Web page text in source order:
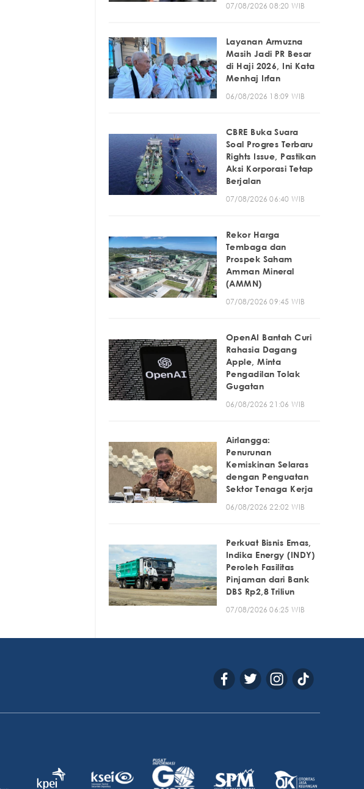
07/08/2026 08:20 WIB
Layanan Armuzna
Masih Jadi PR Besar
di Haji 2026, Ini Kata
Menhaj Irfan
06/08/2026 18:09 WIB
CBRE Buka Suara
Soal Progres Terbaru
Rights Issue, Pastikan
Aksi Korporasi Tetap
Berjalan
07/08/2026 06:40 WIB
Rekor Harga
Tembaga dan
Prospek Saham
Amman Mineral
(AMMN)
07/08/2026 09:45 WIB
OpenAI Bantah Curi
Rahasia Dagang
Apple, Minta
Pengadilan Tolak
Gugatan
06/08/2026 21:06 WIB
Airlangga:
Penurunan
Kemiskinan Selaras
dengan Penguatan
Sektor Tenaga Kerja
06/08/2026 22:02 WIB
Perkuat Bisnis Emas,
Indika Energy (INDY)
Peroleh Fasilitas
Pinjaman dari Bank
DBS Rp2,8 Triliun
07/08/2026 06:25 WIB